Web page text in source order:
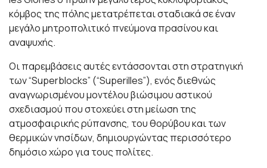
κόμβος της πόλης μετατρέπεται σταδιακά σε έναν
μεγάλο μητροπολιτικό πνεύμονα πρασίνου και
αναψυχής.
Οι παρεμβάσεις αυτές εντάσσονται στη στρατηγική
των “Superblocks” (“Superilles”), ενός διεθνώς
αναγνωρισμένου μοντέλου βιώσιμου αστικού
σχεδιασμού που στοχεύει στη μείωση της
ατμοσφαιρικής ρύπανσης, του θορύβου και των
θερμικών νησίδων, δημιουργώντας περισσότερο
δημόσιο χώρο για τους πολίτες.